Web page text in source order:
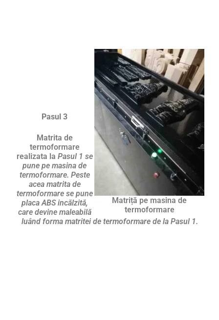
Matriță pe masina de
termoformare
Pasul 3
Matrita de
termoformare
realizata la Pasul 1 se
pune pe masina de
termoformare. Peste
acea matrita de
termoformare se pune
placa ABS incălzită,
care devine maleabilă
luând forma matritei de termoformare de la Pasul 1.